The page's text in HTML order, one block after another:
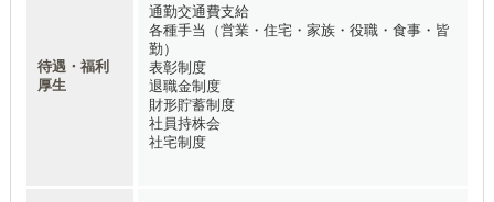
待遇・福利
厚生
通勤交通費支給
各種手当（営業・住宅・家族・役職・食事・皆
勤）
表彰制度
退職金制度
財形貯蓄制度
社員持株会
社宅制度